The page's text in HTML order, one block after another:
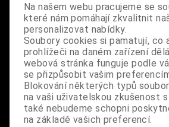
Dodání dny:skladem
ks
Koupit
Tabulky velikostí: zde
Výrobce:import EU
Katalogové číslo: DOSTSALBPDA1771
Záruka (měsíců):24
Dotaz na výrobek
Tisk
Na našem webu pracujeme se
které nám pomáhají zkvalitnit
personalizovat nabídky.
Soubory cookies si pamatují, co
prohlížeči na daném zařízení
webová stránka funguje podle
se přizpůsobit vašim
Blokování některých typů
na vaši uživatelskou zkušenost
také nebudeme schopni
na základě vašich preferencí.